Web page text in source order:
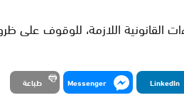
القانونية اللازمة، للوقوف
LinkedIn
Messenger طباعة